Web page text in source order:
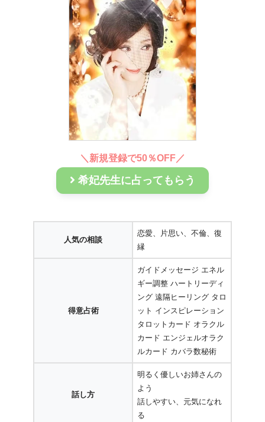
＼ 新規登録で50％OFF／
希妃先生に占ってもらう
人気の相談
恋愛、片思い、不倫、復
縁
得意占術
ガイドメッセージ エネル
ギー調整 ハートリーディ
ング 遠隔ヒーリング タロ
ット インスピレーション
タロットカード オラクル
カード エンジェルオラク
ルカード カバラ数秘術
話し方
明るく優しいお姉さんの
よう
話しやすい、元気になれ
る